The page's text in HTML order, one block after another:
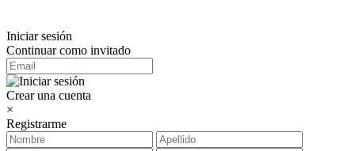
Iniciar sesión
Continuar como invitado
Crear una cuenta
×
Registrarme